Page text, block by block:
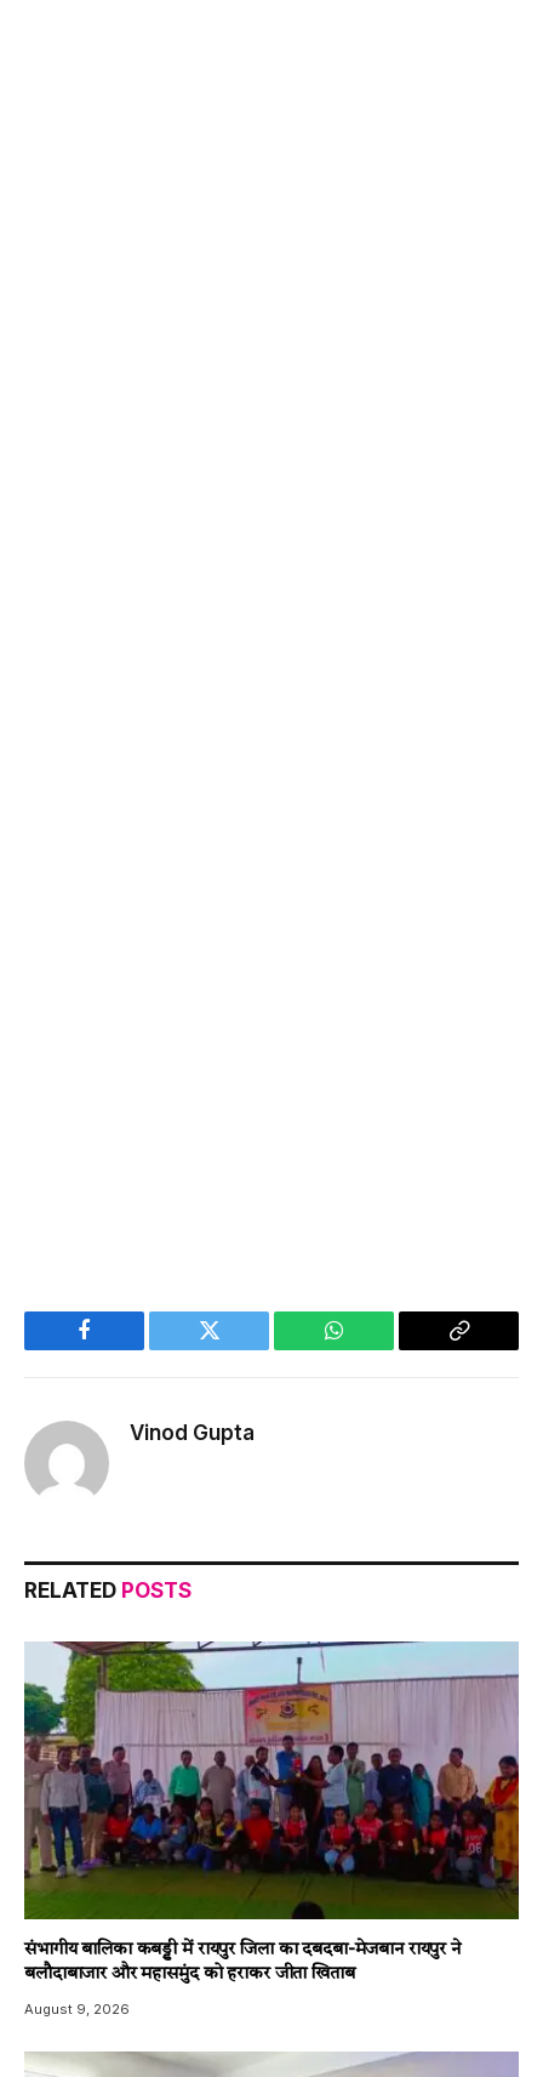
Facebook Twitter WhatsApp
Copy
Vinod Gupta
RELATED POSTS
संभागीय बालिका कबड्डी में रायपुर जिला का दबदबा-​मेजबान रायपुर ने
बलौदाबाजार और महासमुंद को हराकर जीता खिताब
August 9, 2026